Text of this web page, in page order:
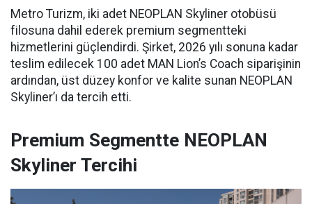
Metro Turizm, iki adet NEOPLAN Skyliner otobüsü
filosuna dahil ederek premium segmentteki
hizmetlerini güçlendirdi. Şirket, 2026 yılı sonuna kadar
teslim edilecek 100 adet MAN Lion’s Coach siparişinin
ardından, üst düzey konfor ve kalite sunan NEOPLAN
Skyliner’ı da tercih etti.
Premium Segmentte NEOPLAN
Skyliner Tercihi